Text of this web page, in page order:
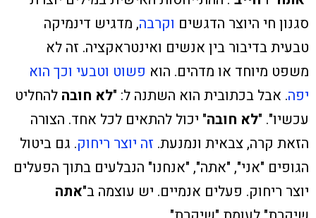
סגנון חי היוצר הדגשים וקרבה, מדגיש דינמיקה
טבעית בדיבור בין אנשים ואינטראקציה. זה לא
משפט מיוחד או מדהים. הוא פשוט וטבעי וכך הוא
יפה. אבל בכתובית הוא השתנה ל: "לא חובה להחליט
עכשיו". "לא חובה" יכול להתאים לכל אחד. הצורה
הזאת קרה, צבאית ונמנעת. זה יוצר ריחוק. גם ביטול
הגופים "אני", "אתה", "אנחנו" הנבלעים בתוך הפעלים
יוצר ריחוק. פעלים אנמיים. יש עוצמה ב"אתה